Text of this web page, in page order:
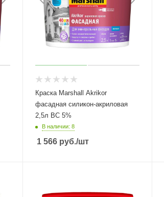
Краска Marshall Akrikor
фасадная силикон-акриловая
2,5л BC 5%
В наличии: 8
1 566 руб./шт